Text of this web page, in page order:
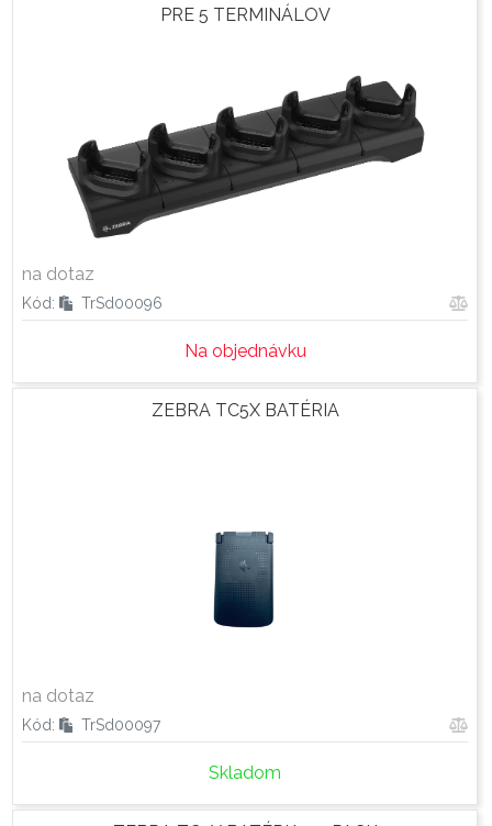
PRE 5 TERMINÁLOV
na dotaz
Kód: TrSd00096
Na objednávku
ZEBRA TC5X BATÉRIA
na dotaz
Kód: TrSd00097
Skladom